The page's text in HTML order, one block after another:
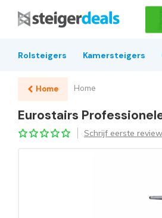
Rolsteigers Kamersteigers
Home Home
Eurostairs
Schrijf eerste review